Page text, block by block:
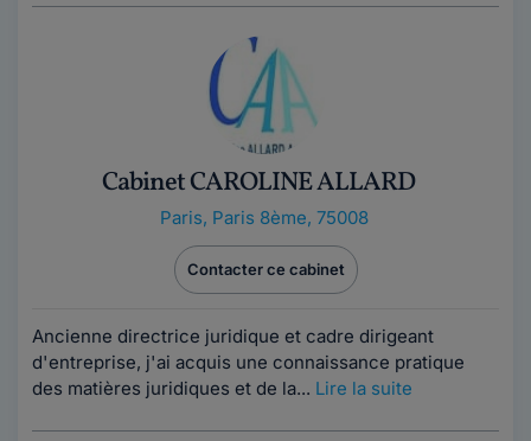
Cabinet CAROLINE ALLARD
Paris, Paris 8ème, 75008
Contacter ce cabinet
Ancienne directrice juridique et cadre dirigeant
d'entreprise, j'ai acquis une connaissance pratique
des matières juridiques et de la... Lire la suite